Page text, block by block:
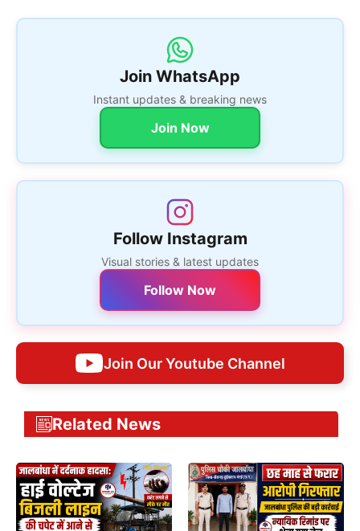
Join WhatsApp
Instant updates & breaking news
Join Now
Follow Instagram
Visual stories & latest updates
Follow Now
Join Our Youtube Channel
Related News